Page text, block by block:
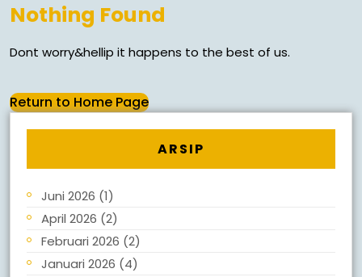
Nothing Found
Dont worry&hellip it happens to the best of us.
Return to Home Page
ARSIP
Juni 2026 (1)
April 2026 (2)
Februari 2026 (2)
Januari 2026 (4)